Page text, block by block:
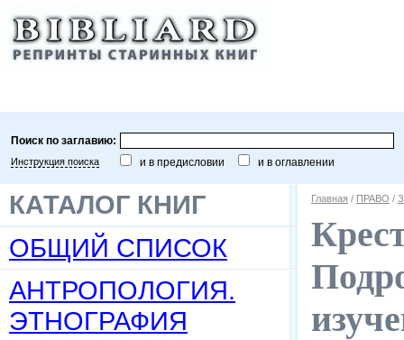
Поиск по заглавию:
Инструкция поиска и в предисловии и в оглавлении
КАТАЛОГ КНИГ
ОБЩИЙ СПИСОК
АНТРОПОЛОГИЯ.
ЭТНОГРАФИЯ
Главная / ПРАВО /